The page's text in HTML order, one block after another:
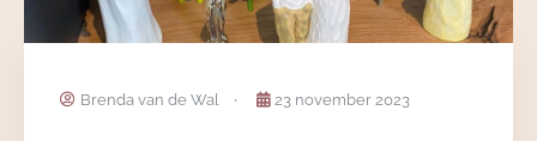
Brenda van de Wal 23 november 2023